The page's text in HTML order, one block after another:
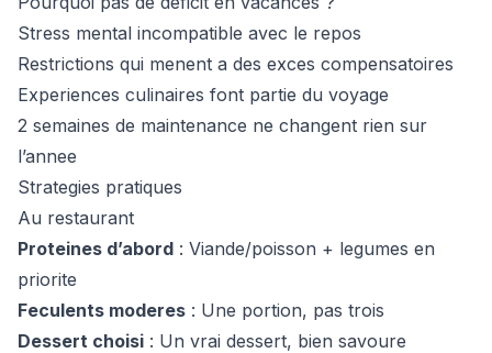
Stress mental incompatible avec le repos
Restrictions qui menent a des exces compensatoires
Experiences culinaires font partie du voyage
2 semaines de maintenance ne changent rien sur
l’annee
Strategies pratiques
Au restaurant
Proteines d’abord : Viande/poisson + legumes en
priorite
Feculents moderes : Une portion, pas trois
Dessert choisi : Un vrai dessert, bien savoure